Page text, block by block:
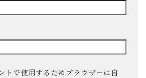
トで使用するためブラウザーに自